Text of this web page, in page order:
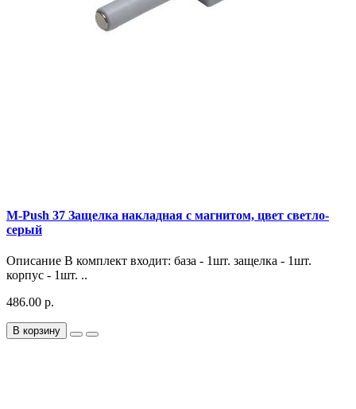
M-Push 37 Защелка накладная с магнитом, цвет светло-
серый
Описание В комплект входит: база - 1шт. защелка - 1шт.
корпус - 1шт. ..
486.00 р.
В корзину